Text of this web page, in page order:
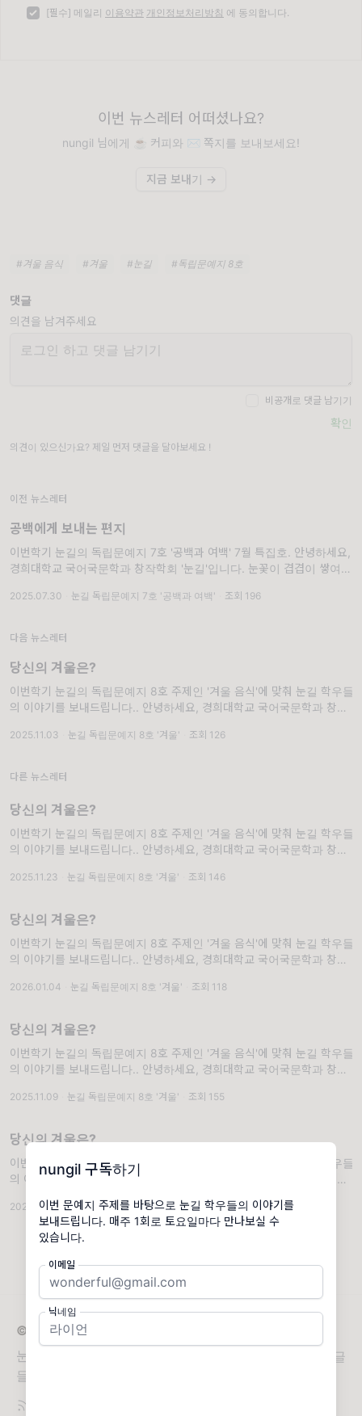
nungil 구독하기
이번 문예지 주제를 바탕으로 눈길 학우들의 이야기를
보내드립니다. 매주 1회로 토요일마다 만나보실 수
있습니다.
이메일
닉네임
[필수] 메일리 이용약관 개인정보처리방침 에 동의합니다.
이번 뉴스레터 어떠셨나요?
nungil 님에게 ☕️ 커피와 ✉️ 쪽지를 보내보세요!
지금 보내기 →
#겨울 음식 #겨울 #눈길 #독립문예지 8호
댓글
의견을 남겨주세요
비공개로 댓글 남기기
확인
의견이 있으신가요? 제일 먼저 댓글을 달아보세요 !
이전 뉴스레터
공백에게 보내는 편지
이번학기 눈길의 독립문예지 7호 '공백과 여백' 7월 특집호. 안녕하세요,
경희대학교 국어국문학과 창작학회 '눈길'입니다. 눈꽃이 겹겹이 쌓여 아
바라며 매학기 독립문예지를
2025.07.30 눈길 독립문예지 7호 '공백과 여백' 조회 196
다음 뉴스레터
당신의 겨울은?
이번학기 눈길의 독립문예지 8호 주제인 '겨울 음식'에 맞춰 눈길 학우들
의 이야기를 보내드립니다.. 안녕하세요, 경희대학교 국어국문학과 창작
은 글들을 출판으로 아름답게 피워내기를 바라며 매학기 독립문예지를
2025.11.03 눈길 독립문예지 8호 '겨울' 조회 126
다른 뉴스레터
당신의 겨울은?
이번학기 눈길의 독립문예지 8호 주제인 '겨울 음식'에 맞춰 눈길 학우들
의 이야기를 보내드립니다.. 안녕하세요, 경희대학교 국어국문학과 창작
은 글들을 출판으로 아름답게 피워내기를 바라며 매학기 독립문예지를
2025.11.23 눈길 독립문예지 8호 '겨울' 조회 146
당신의 겨울은?
이번학기 눈길의 독립문예지 8호 주제인 '겨울 음식'에 맞춰 눈길 학우들
의 이야기를 보내드립니다.. 안녕하세요, 경희대학교 국어국문학과 창작
은 글들을 출판으로 아름답게 피워내기를 바라며 매학기 독립문예지를
2026.01.04 눈길 독립문예지 8호 '겨울' 조회 118
당신의 겨울은?
이번학기 눈길의 독립문예지 8호 주제인 '겨울 음식'에 맞춰 눈길 학우들
의 이야기를 보내드립니다.. 안녕하세요, 경희대학교 국어국문학과 창작
은 글들을 출판으로 아름답게 피워내기를 바라며 매학기 독립문예지를
2025.11.09 눈길 독립문예지 8호 '겨울' 조회 155
당신의 겨울은?
이번학기 눈길의 독립문예지 8호 주제인 '겨울 음식'에 맞춰 눈길 학우들
의 이야기를 보내드립니다.. 안녕하세요, 경희대학교 국어국문학과 창작
은 글들을 출판으로 아름답게 피워내기를 바라며 매학기 독립문예지를
2025.12.07 · 눈길 독립문예지 8호 '겨울' · 조회 146
© 2026 nungil
눈꽃이 겹겹이 쌓여 아름다운 눈길을 만들 듯, 눈꽃 같은 글
들을 출판으로 아름답게 피워내기를 바라며